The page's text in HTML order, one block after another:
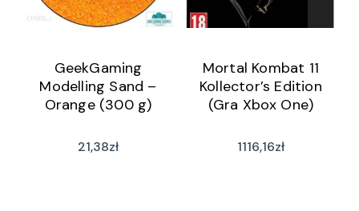
GeekGaming
Modelling Sand –
Orange (300 g)
21,38zł
Mortal Kombat 11
Kollector’s Edition
(Gra Xbox One)
1116,16zł